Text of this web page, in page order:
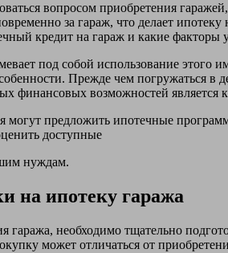
вопросом приобретения
за гараж, что делает
кредит на гараж и какие
под собой использование этого
Прежде чем погружаться в
финансовых возможностей является
могут предложить ипотечные
доступные
нуждам.
на ипотеку гаража
гаража, необходимо тщательно
может отличаться от